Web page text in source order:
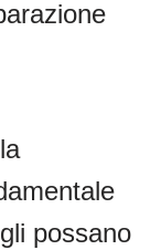
possano